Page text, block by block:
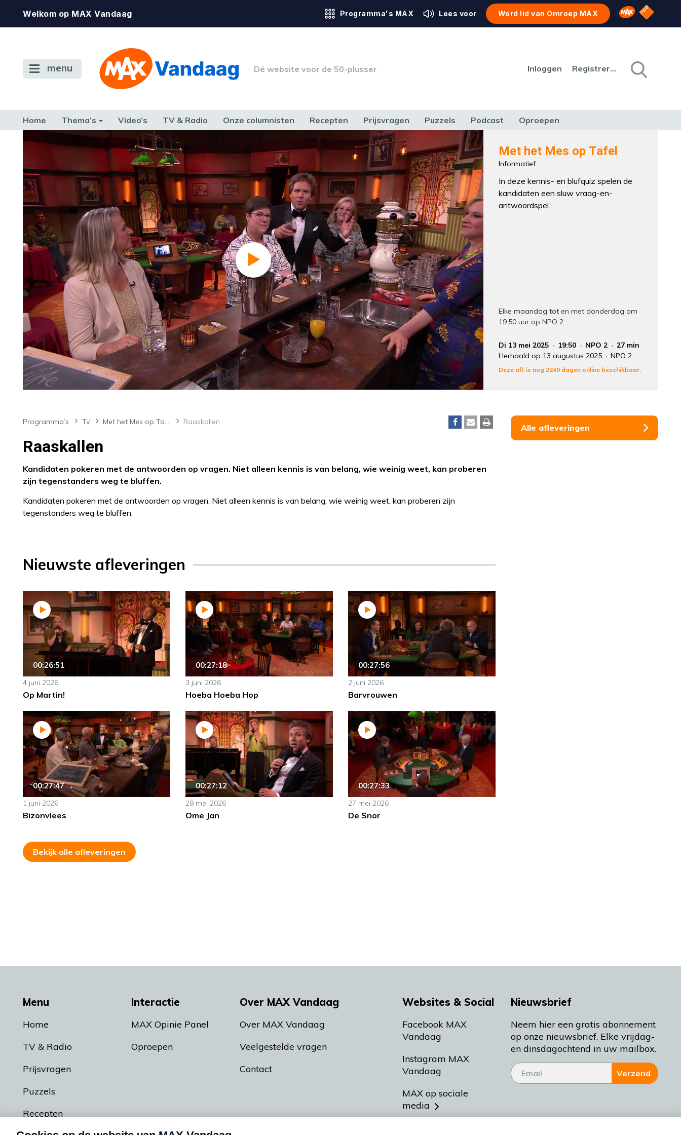
Welkom op MAX Vandaag Programma's MAX Lees voor Word lid van Omroep MAX Omroep MAX
NPO
menu Dé website voor de 50-plusser Inloggen Registreren
Home Thema’s Video’s TV & Radio Onze columnisten Recepten Prijsvragen Puzzels Podcast Oproepen
ETEN & DRINKEN FAMILIE & RELATIE HUIS, TUIN & HOBBY MEDIA & CULTUUR
Met het Mes op Tafel
Informatief
In deze kennis- en blufquiz spelen de
kandidaten een sluw vraag-en-
antwoordspel.
Elke maandag tot en met donderdag om
19.50 uur op NPO 2.
Di 13 mei 2025 19:50 NPO 2
27 min
Herhaald op 13 augustus 2025
NPO 2
Deze afl. is nog 2240 dagen online beschikbaar.
Programma’s Tv Met het Mes op Tafel Raaskallen
Raaskallen
Kandidaten pokeren met de antwoorden op vragen. Niet alleen kennis is van belang, wie weinig weet, kan proberen
zijn tegenstanders weg te bluffen.
Kandidaten pokeren met de antwoorden op vragen. Niet alleen kennis is van belang, wie weinig weet, kan proberen zijn
tegenstanders weg te bluffen.
Nieuwste afleveringen
00:26:51
4 juni 2026
Op Martin!
00:27:18
3 juni 2026
Hoeba Hoeba Hop
00:27:56
2 juni 2026
Barvrouwen
00:27:47
1 juni 2026
Bizonvlees
00:27:12
28 mei 2026
Ome Jan
00:27:33
27 mei 2026
De Snor
Bekijk alle afleveringen
Alle afleveringen
Menu
Home
TV & Radio
Prijsvragen
Puzzels
Recepten
Interactie
MAX Opinie Panel
Oproepen
Over MAX Vandaag
Over MAX Vandaag
Veelgestelde vragen
Contact
Websites & Social
Facebook MAX
Vandaag
Instagram MAX
Vandaag
MAX op sociale
media
Nieuwsbrief
Neem hier een gratis abonnement
op onze nieuwsbrief. Elke vrijdag-
en dinsdagochtend in uw mailbox.
Verzend